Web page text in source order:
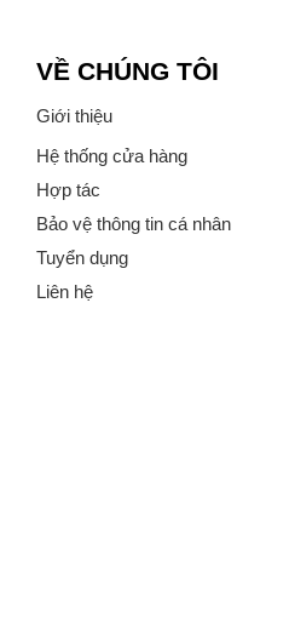
VỀ CHÚNG TÔI
Giới thiệu
Hệ thống cửa hàng
Hợp tác
Bảo vệ thông tin cá nhân
Tuyển dụng
Liên hệ